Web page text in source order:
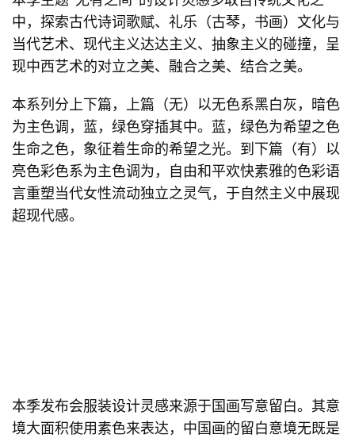
中，探索古代诗词歌赋、礼乐（古琴，书画）文化与
当代艺术、现代主义达达主义、抽象主义的碰撞，呈
现中西艺术的对立之美、融合之美、结合之美。
本系列分上下篇，上篇（无）以无色系黑白灰，暗色
为主色调，蓝，绿色穿插其中。蓝，绿色为希望之色
生命之色，象征着生命的希望之光。到下篇（有）以
亮色彩色系为主色调为，自由和平欢快素雅的色彩语
言重塑当代女性流动独立之灵气，于自然主义中展现
超现代感。
本季发布会服装设计灵感来源于国画写意留白。其意
境大面积使用素色来表达，中国画的留白意境无既是